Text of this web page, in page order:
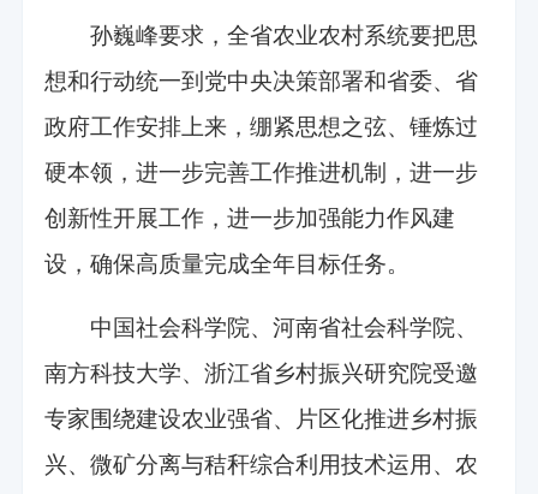
孙巍峰要求，全省农业农村系统要把思
想和行动统一到党中央决策部署和省委、省
政府工作安排上来，绷紧思想之弦、锤炼过
硬本领，进一步完善工作推进机制，进一步
创新性开展工作，进一步加强能力作风建
设，确保高质量完成全年目标任务。
中国社会科学院、河南省社会科学院、
南方科技大学、浙江省乡村振兴研究院受邀
专家围绕建设农业强省、片区化推进乡村振
兴、微矿分离与秸秆综合利用技术运用、农